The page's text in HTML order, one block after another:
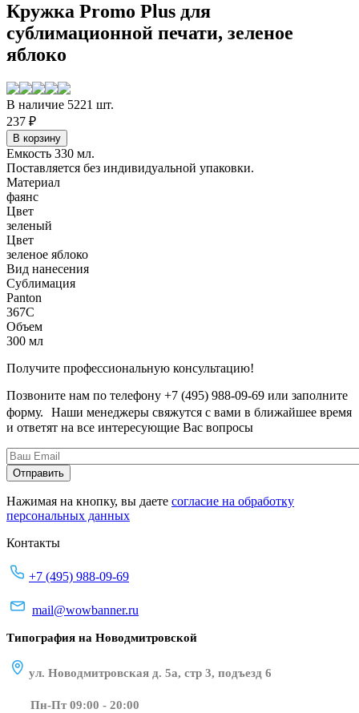
Кружка Promo Plus для
сублимационной печати, зеленое
яблоко
В наличие 5221 шт.
237 ₽
Емкость 330 мл.
Поставляется без индивидуальной упаковки.
Материал
фаянс
Цвет
зеленый
Цвет
зеленое яблоко
Вид нанесения
Сублимация
Panton
367C
Объем
300 мл
Получите профессиональную консультацию!
Позвоните нам по телефону +7 (495) 988-09-69 или заполните
форму. Наши менеджеры свяжутся с вами в ближайшее время
и ответят на все интересующие Вас вопросы
Нажимая на кнопку, вы даете согласие на обработку
персональных данных
Контакты
+7 (495) 988-09-69
mail@wowbanner.ru
Типография на Новодмитровской
ул. Новодмитровская д. 5а, стр 3, подъезд 6
Пн-Пт 09:00 - 20:00